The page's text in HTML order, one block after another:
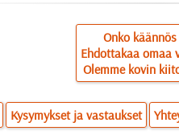
Onko
Ehdottakaa omaa
Olemme kovin
Kysymykset ja vastaukset